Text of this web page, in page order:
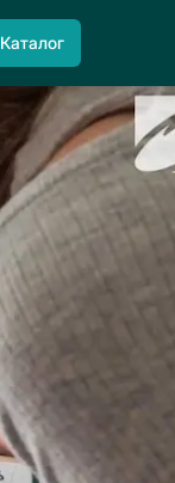
Каталог